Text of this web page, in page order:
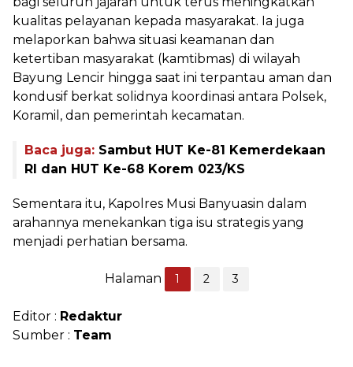
kualitas pelayanan kepada masyarakat. Ia juga
melaporkan bahwa situasi keamanan dan
ketertiban masyarakat (kamtibmas) di wilayah
Bayung Lencir hingga saat ini terpantau aman dan
kondusif berkat solidnya koordinasi antara Polsek,
Koramil, dan pemerintah kecamatan.
Baca juga: Sambut HUT Ke-81 Kemerdekaan
RI dan HUT Ke-68 Korem 023/KS
Sementara itu, Kapolres Musi Banyuasin dalam
arahannya menekankan tiga isu strategis yang
menjadi perhatian bersama.
Halaman 1 2 3
Editor : Redaktur
Sumber : Team